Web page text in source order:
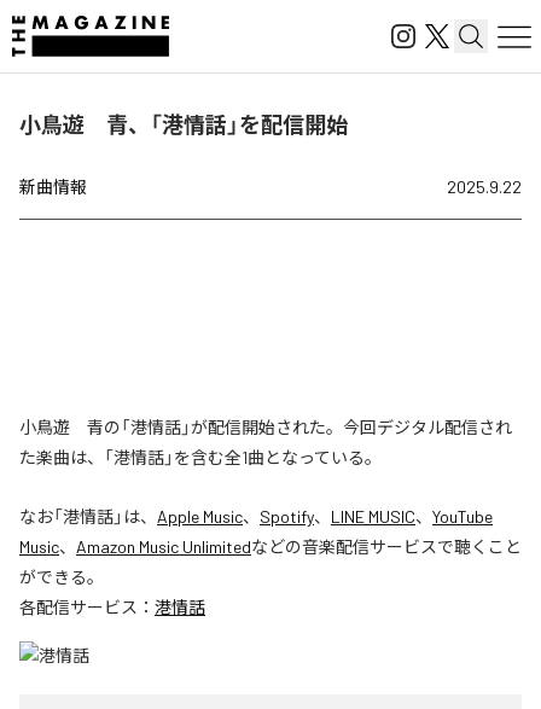
小鳥遊 青、「港情話」を配信開始
新曲情報 2025.9.22
小鳥遊 青の「港情話」が配信開始された。今回デジタル配信され
た楽曲は、「港情話」を含む全1曲となっている。
なお「港情話」は、 Apple Music、 Spotify、 LINE MUSIC、 YouTube
Music、 Amazon Music Unlimitedなどの音楽配信サービスで聴くこと
ができる。
各配信サービス： 港情話